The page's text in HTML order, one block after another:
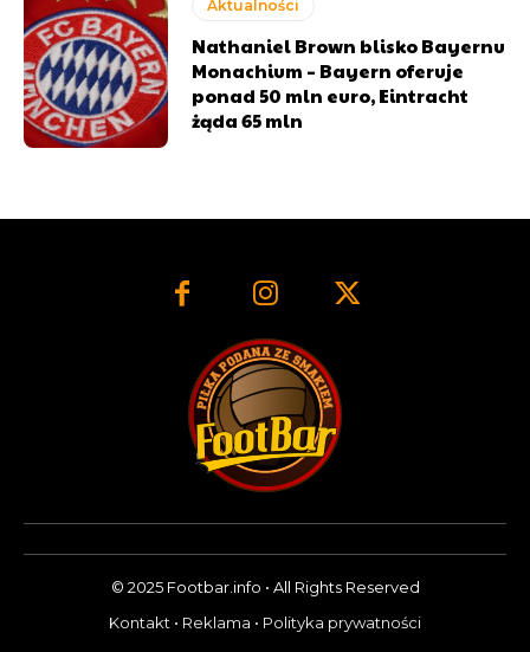
Aktualności
Nathaniel Brown blisko Bayernu
Monachium – Bayern oferuje
ponad 50 mln euro, Eintracht
żąda 65 mln
© 2025 Footbar.info • All Rights Reserved
Kontakt • Reklama • Polityka prywatności